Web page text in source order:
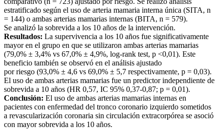
estratificado según el uso de arteria mamaria interna única (SITA, n
= 144) o ambas arterias mamarias internas (BITA, n = 579).
Se analizó la sobrevida a los 10 años de la intervención.
Resultados: La supervivencia a los 10 años fue significativamente
mayor en el grupo en que se utilizaron ambas arterias mamarias
(79,0% ± 3,4% vs 67,0% ± 4,9%, log-rank test, p <0,01). Este
beneficio también se observó en el análisis ajustado
por riesgo (93,0% ± 4,6 vs 69,0% ± 5,7 respectivamente, p = 0,03).
El uso de ambas arterias mamarias fue un predictor independiente de
sobrevida a 10 años (HR 0,57, IC 95% 0,37-0,87; p = 0,01).
Conclusión: El uso de ambas arterias mamarias internas en
pacientes con enfermedad del tronco coronario izquierdo sometidos
a revascularización coronaria sin circulación extracorpórea se asoció
con mayor sobrevida a los 10 años.